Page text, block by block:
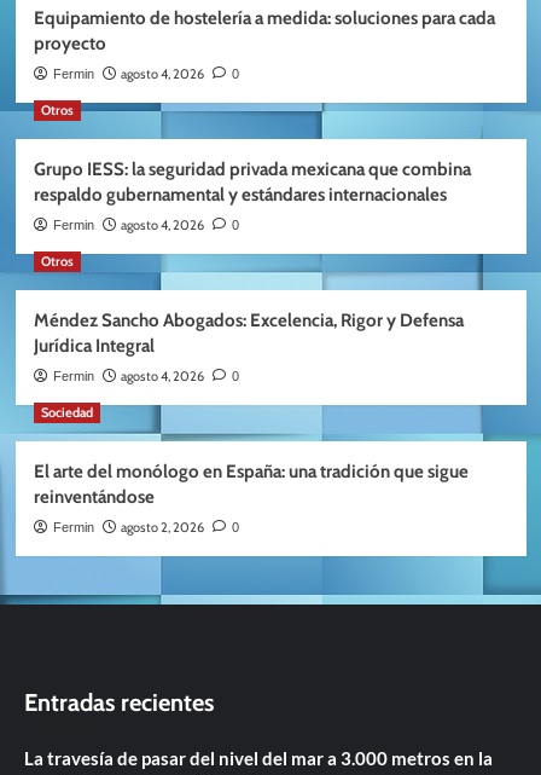
Equipamiento de hostelería a medida: soluciones para cada
proyecto
Fermin agosto 4, 2026 0
Otros
Grupo IESS: la seguridad privada mexicana que combina
respaldo gubernamental y estándares internacionales
Fermin agosto 4, 2026 0
Otros
Méndez Sancho Abogados: Excelencia, Rigor y Defensa
Jurídica Integral
Fermin agosto 4, 2026 0
Sociedad
El arte del monólogo en España: una tradición que sigue
reinventándose
Fermin agosto 2, 2026 0
Entradas recientes
La travesía de pasar del nivel del mar a 3.000 metros en la